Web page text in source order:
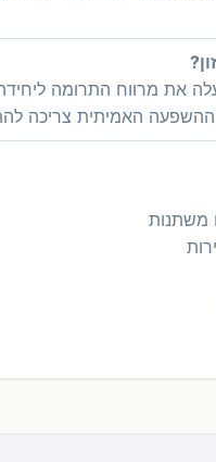
את מרווח התרומה
ההשפעה האמיתית צריכה
משתנות